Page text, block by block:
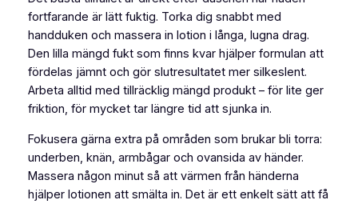
fortfarande är lätt fuktig. Torka dig snabbt med
handduken och massera in lotion i långa, lugna drag.
Den lilla mängd fukt som finns kvar hjälper formulan att
fördelas jämnt och gör slutresultatet mer silkeslent.
Arbeta alltid med tillräcklig mängd produkt – för lite ger
friktion, för mycket tar längre tid att sjunka in.
Fokusera gärna extra på områden som brukar bli torra:
underben, knän, armbågar och ovansida av händer.
Massera någon minut så att värmen från händerna
hjälper lotionen att smälta in. Det är ett enkelt sätt att få